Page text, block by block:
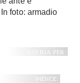
foto: armadio
NAVIGA PER:
INDICE: